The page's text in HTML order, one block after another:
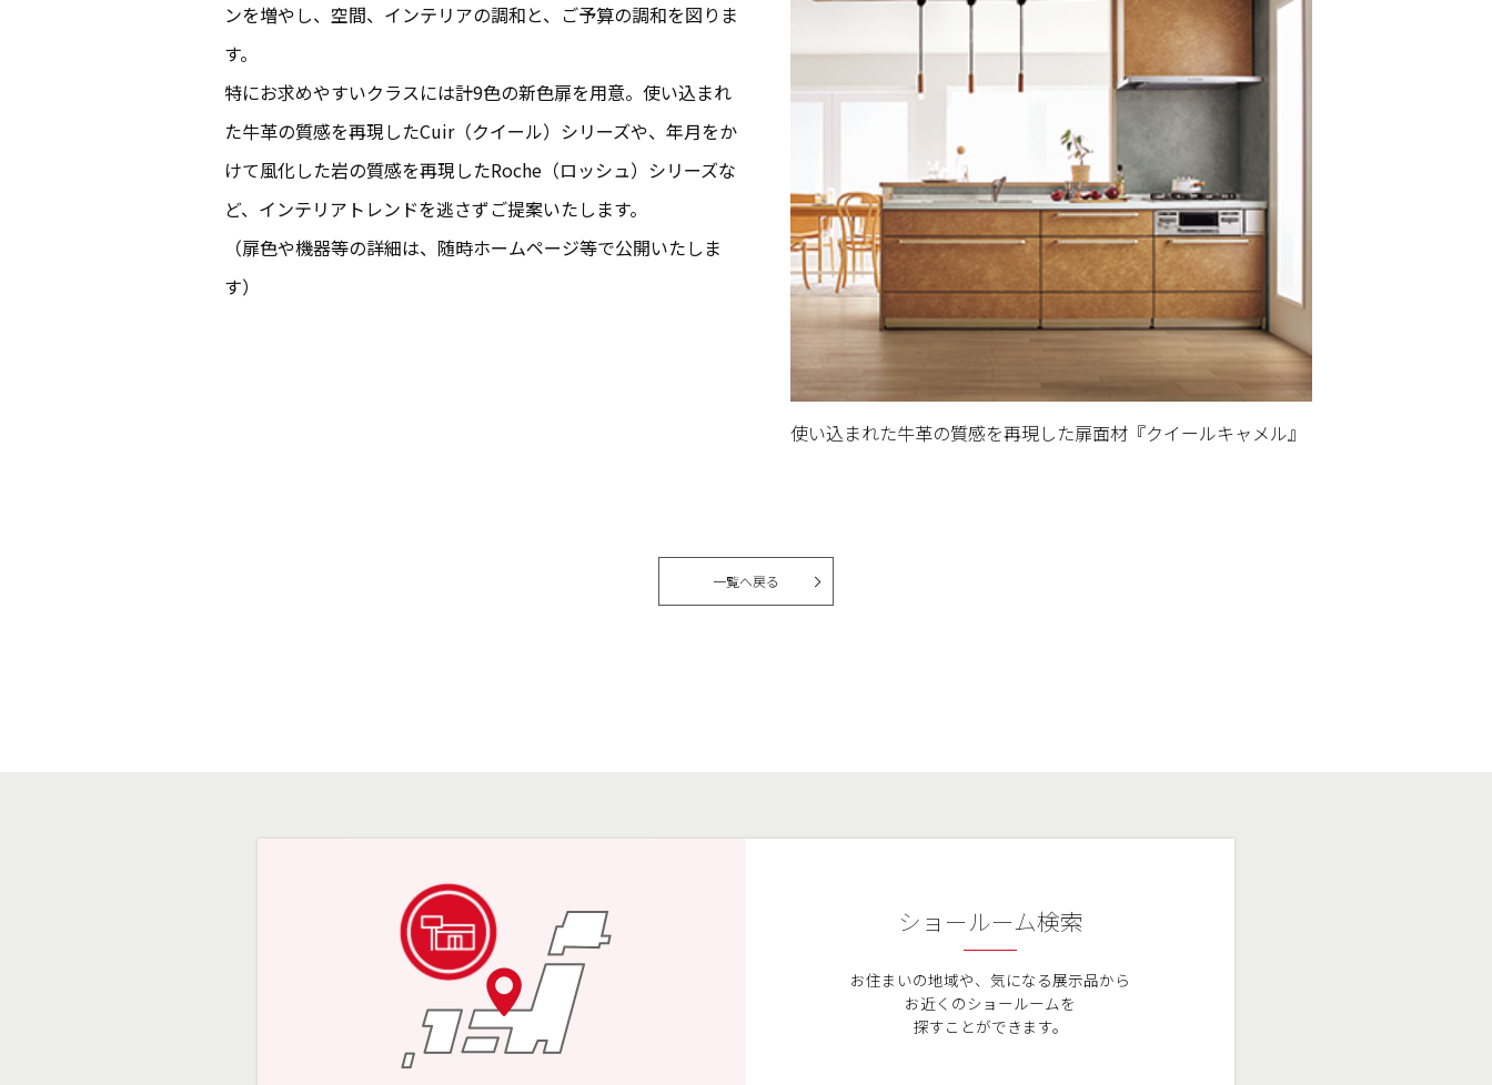
ンを増やし、空間、インテリアの調和と、ご予算の調和を図りま
す。
特にお求めやすいクラスには計9色の新色扉を用意。使い込まれ
た牛革の質感を再現したCuir（クイール）シリーズや、年月をか
けて風化した岩の質感を再現したRoche（ロッシュ）シリーズな
ど、インテリアトレンドを逃さずご提案いたします。
（扉色や機器等の詳細は、随時ホームページ等で公開いたしま
す）
使い込まれた牛革の質感を再現した扉面材『クイールキャメル』
一覧へ戻る
ショールーム検索
お住まいの地域や、 気になる展示品から
お近くのショールームを
探すことができます。